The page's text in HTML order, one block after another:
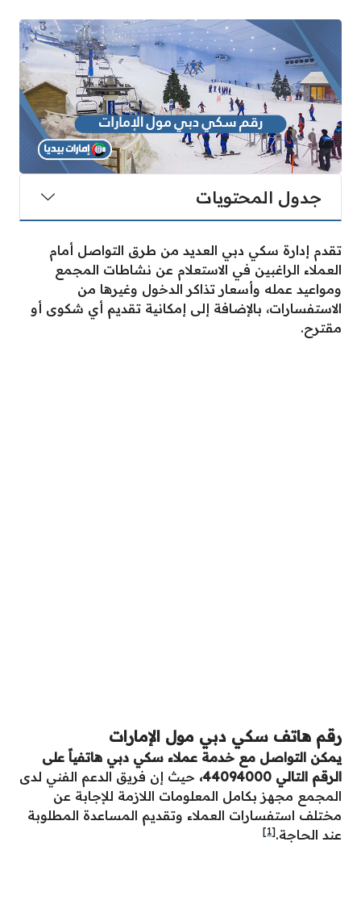
جدول المحتويات
تقدم إدارة سكي دبي العديد من طرق التواصل أمام
العملاء الراغبين في الاستعلام عن نشاطات المجمع
ومواعيد عمله وأسعار تذاكر الدخول وغيرها من
الاستفسارات، بالإضافة إلى إمكانية تقديم أي شكوى أو
مقترح.
رقم هاتف سكي دبي مول الإمارات
يمكن التواصل مع خدمة عملاء سكي دبي هاتفياً على
الرقم التالي 44094000،
حيث إن فريق الدعم الفني لدى
المجمع مجهز بكامل المعلومات اللازمة للإجابة عن
مختلف استفسارات العملاء وتقديم المساعدة المطلوبة
عند الحاجة.[1]